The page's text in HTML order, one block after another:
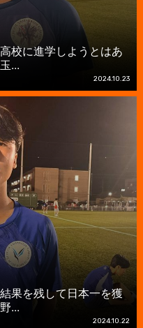
校に進学しようとはあ
...
2024.10.23
果を残して日本一を獲
...
2024.10.22